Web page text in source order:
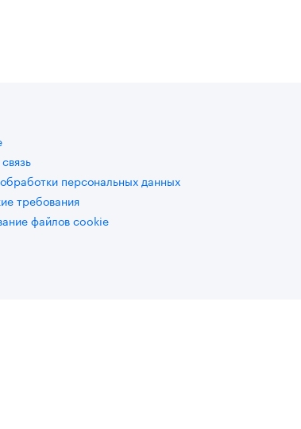
персональных данных
требования
файлов cookie